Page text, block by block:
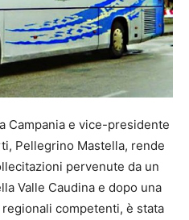
Campania e vice-presidente
Pellegrino Mastella, rende
pervenute da un
Valle Caudina e dopo una
competenti, è stata